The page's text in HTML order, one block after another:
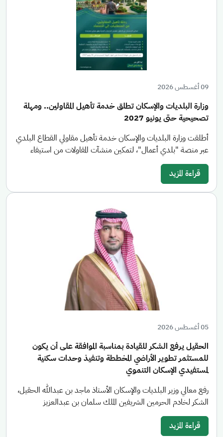
09 أغسطس 2026
وزارة البلديات والإسكان تطلق خدمة تأهيل المقاولين.. ومهلة
تصحيحية حتى يونيو 2027
أطلقت وزارة البلديات والإسكان خدمة تأهيل مقاولي القطاع البلدي
عبر منصة "بلدي أعمال"، لتمكين منشآت المقاولات من استيفاء
قراءة المزيد
05 أغسطس 2026
الحقيل يرفع الشكر للقيادة بمناسبة الموافقة على أن يكون
للمستثمر تطوير الأراضي المخططة وتنفيذ وحدات سكنية
لمستفيدي الإسكان التنموي
رفع معالي وزير البلديات والإسكان الأستاذ ماجد بن عبدالله الحقيل،
الشكر لخادم الحرمين الشريفين الملك سلمان بن عبدالعزيز
قراءة المزيد